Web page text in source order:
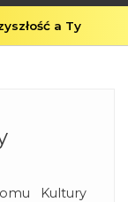
a Ty
Kultury